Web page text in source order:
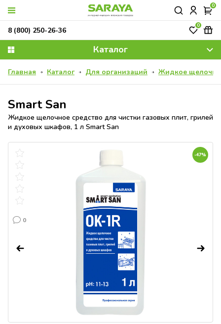
0
0
8 (800) 250-26-36
Каталог
Главная Каталог Для организаций Жидкое
Smart San
Жидкое щелочное средство для чистки газовых плит, грилей
и духовых шкафов, 1 л Smart San
0
-47%